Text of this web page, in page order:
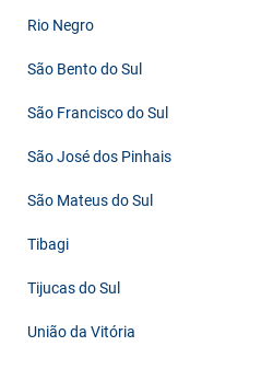
Rio Negro
São Bento do Sul
São Francisco do Sul
São José dos Pinhais
São Mateus do Sul
Tibagi
Tijucas do Sul
União da Vitória